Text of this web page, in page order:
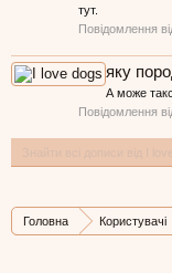
тут.
Повідомлення
яку
А може
Повідомлення
Головна Користувачі